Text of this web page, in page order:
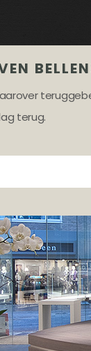
terug.